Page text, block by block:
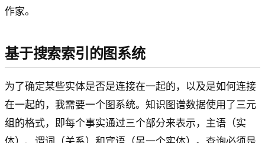
作家。
基于搜索索引的图系统
为了确定某些实体是否是连接在一起的，以及是如何连接
在一起的，我需要一个图系统。知识图谱数据使用了三元
组的格式，即每个事实通过三个部分来表示，主语（实